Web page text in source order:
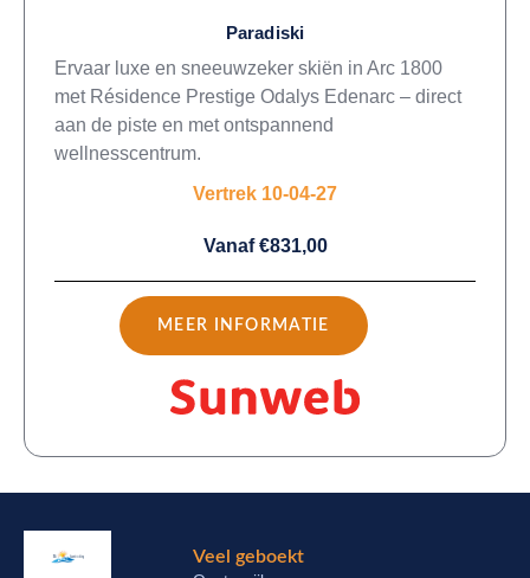
Paradiski
Ervaar luxe en sneeuwzeker skiën in Arc 1800
met Résidence Prestige Odalys Edenarc – direct
aan de piste en met ontspannend
wellnesscentrum.
Vertrek 10-04-27
Vanaf €831,00
MEER INFORMATIE
Veel geboekt